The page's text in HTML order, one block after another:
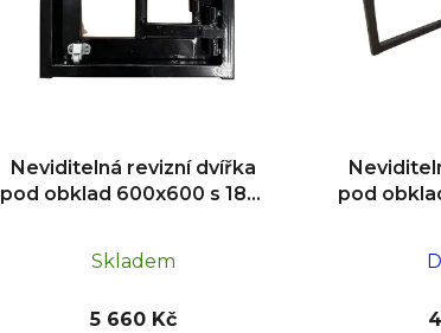
Neviditelná revizní dvířka
pod obklad 600x600 s 180°
Skladem
5 660 Kč
pod